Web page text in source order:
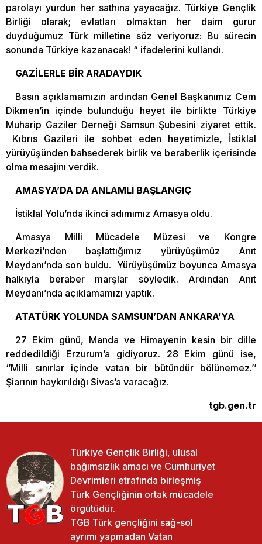
parolayı yurdun her sathına yayacağız. Türkiye Gençlik
Birliği olarak; evlatları olmaktan her daim gurur
duyduğumuz Türk milletine söz veriyoruz: Bu sürecin
sonunda Türkiye kazanacak! “ ifadelerini kullandı.
GAZİLERLE BİR ARADAYDIK
Basın açıklamamızın ardından Genel Başkanımız Cem
Dikmen’in içinde bulunduğu heyet ile birlikte Türkiye
Muharip Gaziler Derneği Samsun Şubesini ziyaret ettik.
Kıbrıs Gazileri ile sohbet eden heyetimizle, İstiklal
yürüyüşünden bahsederek birlik ve beraberlik içerisinde
olma mesajını verdik.
AMASYA’DA DA ANLAMLI BAŞLANGIÇ
İstiklal Yolu’nda ikinci adımımız Amasya oldu.
Amasya Milli Mücadele Müzesi ve Kongre
Merkezi’nden başlattığımız yürüyüşümüz Anıt
Meydanı’nda son buldu. Yürüyüşümüz boyunca Amasya
halkıyla beraber marşlar söyledik. Ardından Anıt
Meydanı’nda açıklamamızı yaptık.
ATATÜRK YOLUNDA SAMSUN’DAN ANKARA’YA
27 Ekim günü, Manda ve Himayenin kesin bir dille
reddedildiği Erzurum’a gidiyoruz. 28 Ekim günü ise,
‘’Milli sınırlar içinde vatan bir bütündür bölünemez.’’
Şiarının haykırıldığı Sivas’a varacağız.
tgb.gen.tr
Türkiye Gençlik Birliği, ulusal
bağımsızlık amacı ve Cumhuriyet
Devrimleri etrafında birleşmiş
Türk Gençliğinin ortak mücadele
örgütüdür.
TGB Türk gençliğini sağ-sol
ayrımı yapmadan Vatan